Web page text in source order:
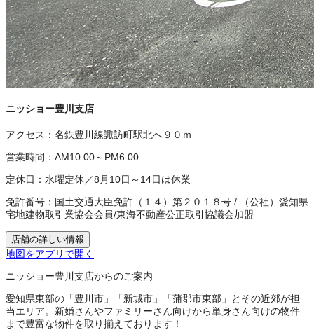
ニッショー豊川支店
アクセス： 名鉄豊川線諏訪町駅北へ９０ｍ
営業時間： AM10:00～PM6:00
定休日： 水曜定休／8月10日～14日は休業
免許番号： 国土交通大臣免許（１４）第２０１８号 /
（公社）愛知県
宅地建物取引業協会会員/東海不動産公正取引協議会加盟
店舗の詳しい情報
地図をアプリで開く
ニッショー豊川支店からのご案内
愛知県東部の「豊川市」「新城市」「蒲郡市東部」とその近郊が担
当エリア。新婚さんやファミリーさん向けから単身さん向けの物件
まで豊富な物件を取り揃えております！